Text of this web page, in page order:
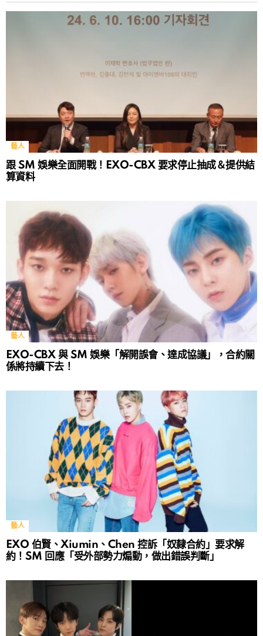
藝人
跟 SM 娛樂全面開戰！EXO-CBX 要求停止抽成＆提供結
算資料
藝人
EXO-CBX 與 SM 娛樂「解開誤會、達成協議」，合約關
係將持續下去！
藝人
EXO 伯賢、Xiumin、Chen 控訴「奴隸合約」要求解
約！SM 回應「受外部勢力煽動，做出錯誤判斷」